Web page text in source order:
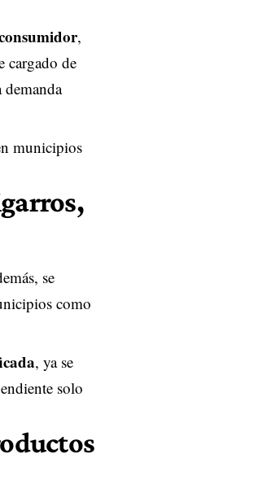
,
cargado de
demanda
municipios
se
como
, ya se
solo